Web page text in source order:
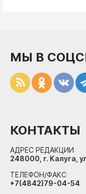
МЫ В
КОНТАКТЫ
АДРЕС РЕДАКЦИИ
248000, г. Калуга,
ТЕЛЕФОН/ФАКС
+7(4842)79-04-54